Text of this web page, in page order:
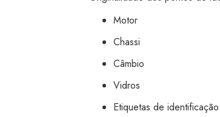
Motor
Chassi
Câmbio
Vidros
Etiquetas de identificação